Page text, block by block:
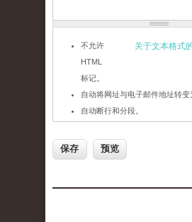
关于文本格式
不允许
HTML
标记。
自动将网址与电子邮件地址转变
自动断行和分段。